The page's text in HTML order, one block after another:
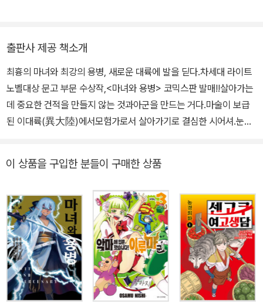
출판사 제공 책소개
최흉의 마녀와 최강의 용병, 새로운 대륙에 발을 딛다.차세대 라이트
노벨대상 문고 부문 수상작,<마녀와 용병> 코믹스판 발매!!살아가는
데 중요한 건적을 만들지 않는 것과아군을 만드는 거다.마술이 보급
된 이대륙(異大陸)에서모험가로서 살아가기로 결심한 시어셔.눈에
을 넘어선 활약을 펼치고 만다.뛰어난 전투기술을 지닌 지그와끝을
에서 퍼져 나가는데…?!고독한 마녀와 고고한 용병이 만나, 새로운 이
야기가 시작된다.이단이자 왕도. 본격 이세계 왕도 판타지, 2권!
이 상품을 구입한 분들이 구매한 상품